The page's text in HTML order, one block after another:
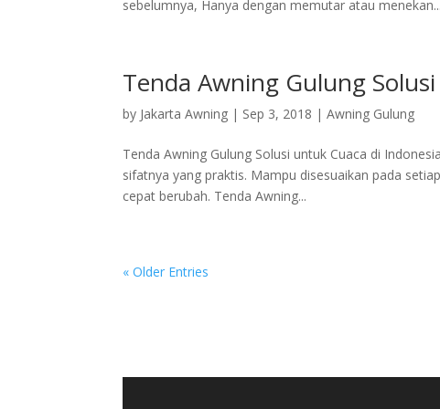
sebelumnya, Hanya dengan memutar atau menekan...
Tenda Awning Gulung
by Jakarta Awning | Sep 3, 2018 |Awning Gulung
Tenda Awning Gulung Solusi untuk Cuaca di
sifatnya yang praktis. Mampu disesuaikan pada
cepat berubah. Tenda Awning...
« Older Entries